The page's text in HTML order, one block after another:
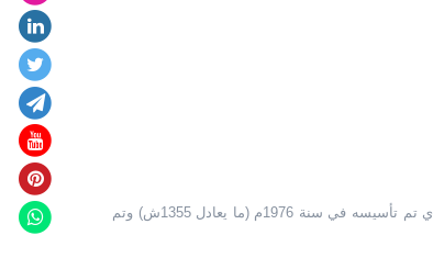
يكون فندق أطلس مشهد ذو ثلاث نجوم من أقدم فنادق مشهد والذي تم تأسيسه في سنة 1976م (ما يعادل 1355ش) وتم